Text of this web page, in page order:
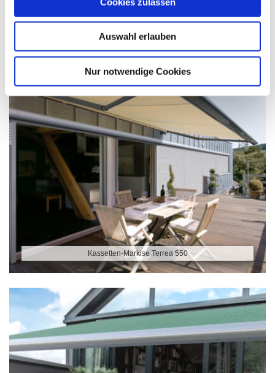
Auswahl erlauben
Nur notwendige Cookies
Kassetten-Markise Terrea 550